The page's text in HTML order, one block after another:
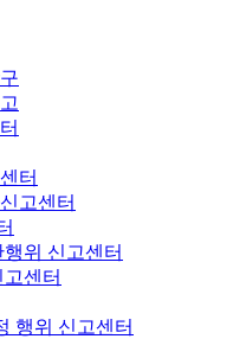
터
고센터
위 신고센터
센터
행위 신고센터